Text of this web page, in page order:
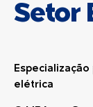
Setor
elétrica